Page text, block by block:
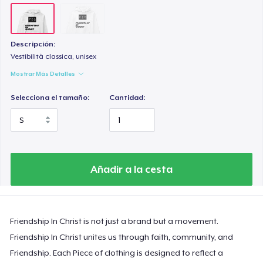
Descripción:
Vestibilità classica, unisex
Mostrar Más Detalles
Selecciona el tamaño: Cantidad:
Añadir a la cesta
Friendship In Christ is not just a brand but a movement.
Friendship In Christ unites us through faith, community, and
Friendship. Each Piece of clothing is designed to reflect a